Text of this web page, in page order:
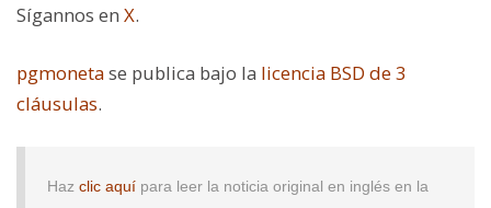
Sígannos en X.
pgmonetase publica bajo la licencia BSD de 3
cláusulas.
Haz clic aquí para leer la noticia original en inglés en la